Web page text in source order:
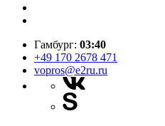
Гамбург: 03:40
+49 170 2678 471
vopros@e2ru.ru